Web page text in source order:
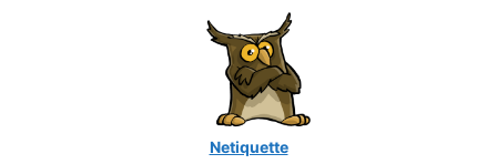
Netiquette